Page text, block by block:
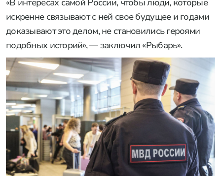
искренне связывают с ней свое будущее и годами
доказывают это делом, не становились героями
подобных историй», — заключил «Рыбарь».